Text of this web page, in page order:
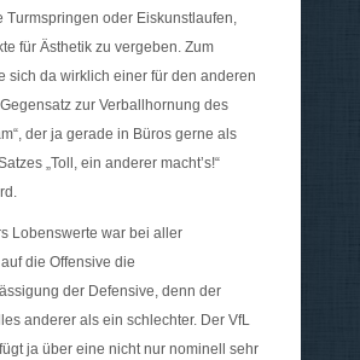
Turmspringen oder Eiskunstlaufen,
für Ästhetik zu vergeben. Zum
sich da wirklich einer für den anderen
zur Verballhornung des
der ja gerade in Büros gerne als
„Toll, ein anderer macht’s!“
Lobenswerte war bei aller
die Offensive die
der Defensive, denn der
anderer als ein schlechter. Der VfL
ja über eine nicht nur nominell sehr